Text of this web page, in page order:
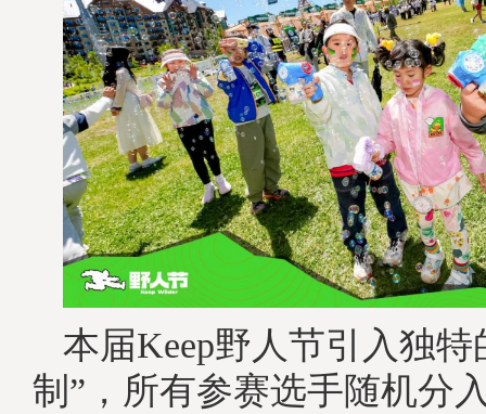
本届Keep野人节引入独特
制”，所有参赛选手随机分